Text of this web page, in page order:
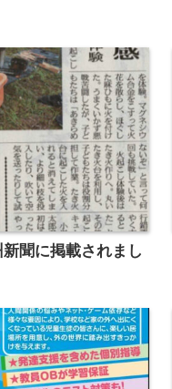
聞に掲載されまし